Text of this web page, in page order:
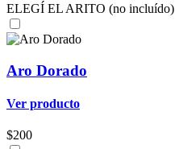
ELEGÍ EL ARITO (no incluído)
Aro Dorado
Ver producto
$200